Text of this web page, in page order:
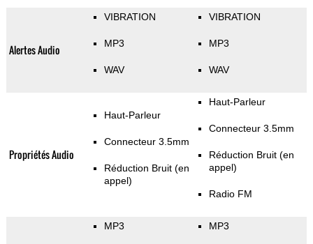
Alertes Audio
VIBRATION
MP3
WAV
VIBRATION
MP3
WAV
Propriétés Audio
Haut-Parleur
Connecteur 3.5mm
Réduction Bruit (en
appel)
Haut-Parleur
Connecteur 3.5mm
Réduction Bruit (en
appel)
Radio FM
MP3 MP3